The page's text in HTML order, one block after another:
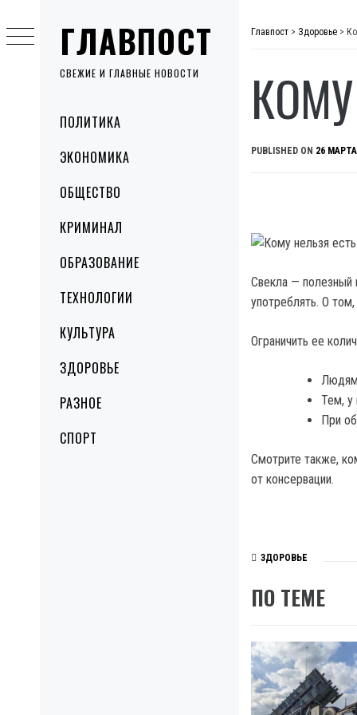
ГЛАВПОСТ
СВЕЖИЕ И ГЛАВНЫЕ НОВОСТИ
MenuПОЛИТИКА
ЭКОНОМИКА
ОБЩЕСТВО
КРИМИНАЛ
ОБРАЗОВАНИЕ
ТЕХНОЛОГИИ
КУЛЬТУРА
ЗДОРОВЬЕ
РАЗНОЕ
СПОРТ
to
content
Главпост > Здоровье >
PUBLISHED ON 26
Свекла — полезный
употреблять. О том,
Ограничить ее
Тем, у
При
Смотрите также,
от консервации.
ЗДОРОВЬЕ
ПО ТЕМЕ